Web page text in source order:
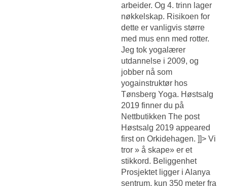
arbeider. Og 4. trinn lager
nøkkelskap. Risikoen for
dette er vanligvis større
med mus enn med rotter.
Jeg tok yogalærer
utdannelse i 2009, og
jobber nå som
yogainstruktør hos
Tønsberg Yoga. Høstsalg
2019 finner du på
Nettbutikken The post
Høstsalg 2019 appeared
first on Orkidehagen. ]]> Vi
tror » å skape» er et
stikkord. Beliggenhet
Prosjektet ligger i Alanya
sentrum, kun 350 meter fra